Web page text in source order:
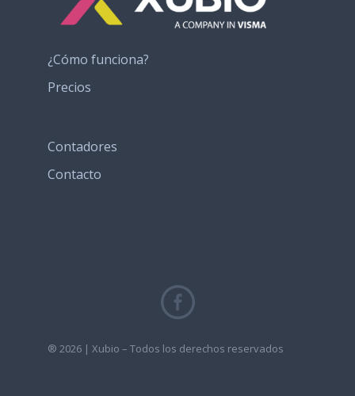
¿Cómo funciona?
Precios
Contadores
Contacto
® 2026 | Xubio – Todos los derechos reservados